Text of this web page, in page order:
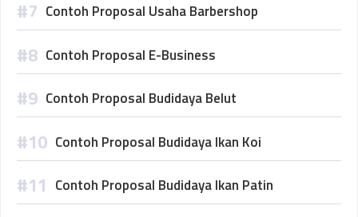
Contoh Proposal Usaha Barbershop
Contoh Proposal E-Business
Contoh Proposal Budidaya Belut
Contoh Proposal Budidaya Ikan Koi
Contoh Proposal Budidaya Ikan Patin